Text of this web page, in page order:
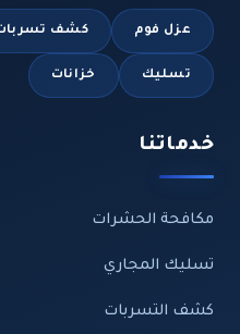
عزل فوم كشف
تسليك خزانات
خدماتنا
مكافحة الحشرات
تسليك المجاري
كشف التسربات